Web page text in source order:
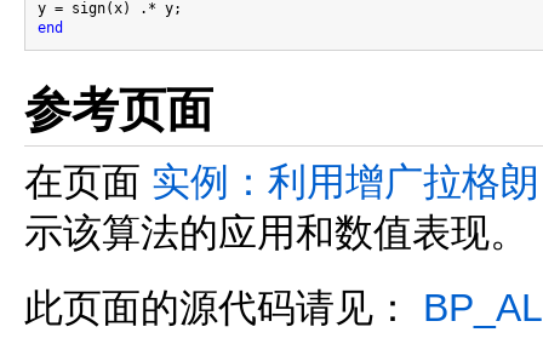
end
参考页面
在页面 实例：利用增广拉格
示该算法的应用和数值表现。
此页面的源代码请见：